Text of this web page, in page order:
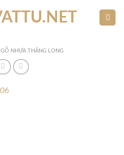
GỖ NHỰA THĂNG LONG